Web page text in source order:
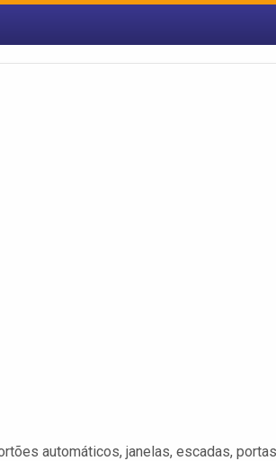
automáticos, janelas, escadas,